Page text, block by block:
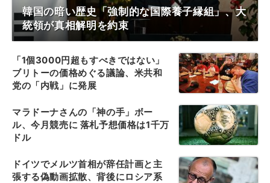
韓国の暗い歴史「強制的な国際養子縁組」、大
統領が真相解明を約束
「1個3000円超もすべきではない」
ブリトーの価格めぐる議論、米共和
党の「内戦」に発展
マラドーナさんの「神の手」ボー
ル、今月競売に 落札予想価格は1千万
ドル
ドイツでメルツ首相が辞任計画と主
張する偽動画拡散、背後にロシア系